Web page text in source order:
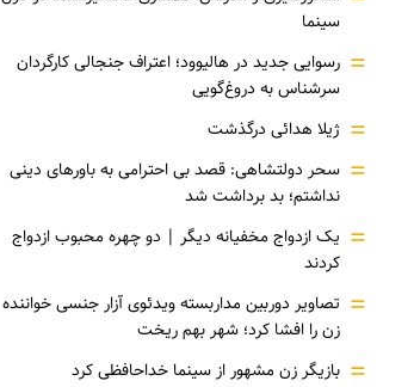
سینما
= رسوایی جدید در هالیوود؛ اعتراف جنجالی کارگردان
سرشناس به دروغ‌گویی
= ژیلا هدائی درگذشت
= سحر دولتشاهی: قصد بی احترامی به باورهای دینی
نداشتم؛ بد برداشت شد
= یک ازدواج مخفیانه دیگر | دو چهره محبوب ازدواج
کردند
= تصاویر دوربین مداربسته ویدئوی آزار جنسی خواننده
زن را افشا کرد؛ شهر بهم ریخت
= بازیگر زن مشهور از سینما خداحافظی کرد